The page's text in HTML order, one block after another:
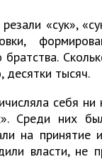
«сук»,
десятки тысяч.
себя
Среди них
на принятие
власти, не